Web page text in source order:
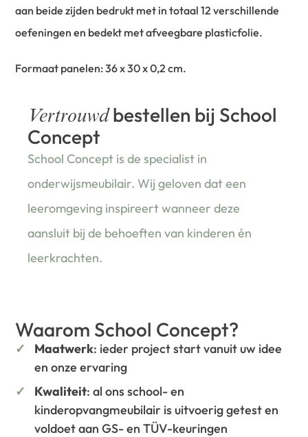
aan beide zijden bedrukt met in totaal 12 verschillende
oefeningen en bedekt met afveegbare plasticfolie.
Formaat panelen: 36 x 30 x 0,2 cm.
Vertrouwdbestellen bij School
Concept
School Concept is de specialist in
onderwijsmeubilair. Wij geloven dat een
leeromgeving inspireert wanneer deze
aansluit bij de behoeften van kinderen én
leerkrachten.
Waarom School Concept?
Maatwerk: ieder project start vanuit uw idee
en onze ervaring
Kwaliteit: al ons school- en
kinderopvangmeubilair is uitvoerig getest en
voldoet aan GS- en TÜV-keuringen